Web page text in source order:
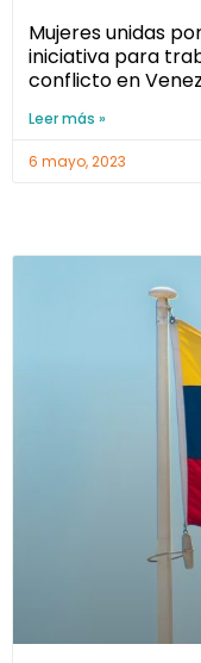
Mujeres unidas
iniciativa para
conflicto en
Leer más »
6 mayo, 2023